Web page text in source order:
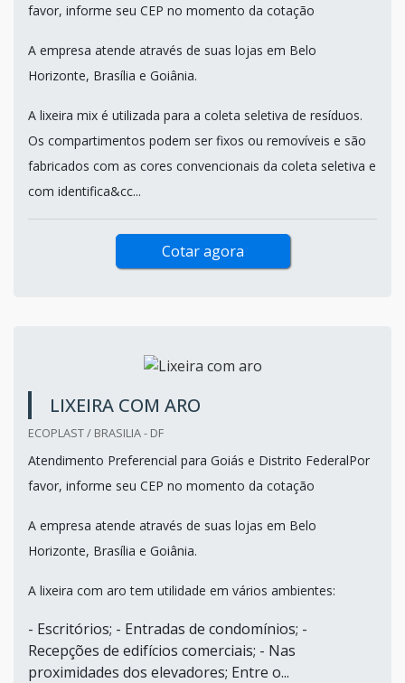
favor, informe seu CEP no momento da cotação
A empresa atende através de suas lojas em Belo
Horizonte, Brasília e Goiânia.
A lixeira mix é utilizada para a coleta seletiva de resíduos.
Os compartimentos podem ser fixos ou removíveis e são
fabricados com as cores convencionais da coleta seletiva e
com identifica&cc...
Cotar agora
LIXEIRA COM ARO
ECOPLAST / BRASILIA - DF
Atendimento Preferencial para Goiás e Distrito FederalPor
favor, informe seu CEP no momento da cotação
A empresa atende através de suas lojas em Belo
Horizonte, Brasília e Goiânia.
A lixeira com aro tem utilidade em vários ambientes:
- Escritórios; - Entradas de condomínios; -
Recepções de edifícios comerciais; - Nas
proximidades dos elevadores; Entre o...